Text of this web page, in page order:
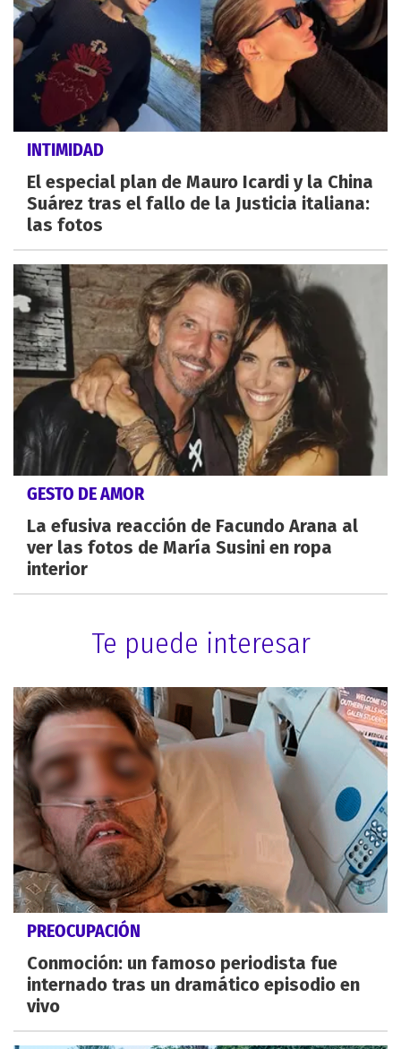
INTIMIDAD
El especial plan de Mauro Icardi y la China
Suárez tras el fallo de la Justicia italiana:
las fotos
GESTO DE AMOR
La efusiva reacción de Facundo Arana al
ver las fotos de María Susini en ropa
interior
Te puede interesar
PREOCUPACIÓN
Conmoción: un famoso periodista fue
internado tras un dramático episodio en
vivo